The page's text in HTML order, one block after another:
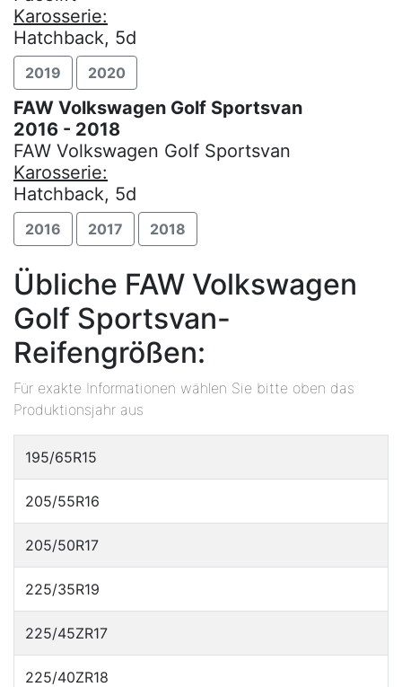
Karosserie:
Hatchback, 5d
2019 2020
FAW Volkswagen Golf Sportsvan
2016 - 2018
FAW Volkswagen Golf Sportsvan
Karosserie:
Hatchback, 5d
2016 2017 2018
Übliche FAW Volkswagen
Golf Sportsvan-
Reifengrößen:
Für exakte Informationen wählen Sie bitte oben das
Produktionsjahr aus
195/65R15
205/55R16
205/50R17
225/35R19
225/45ZR17
225/40ZR18